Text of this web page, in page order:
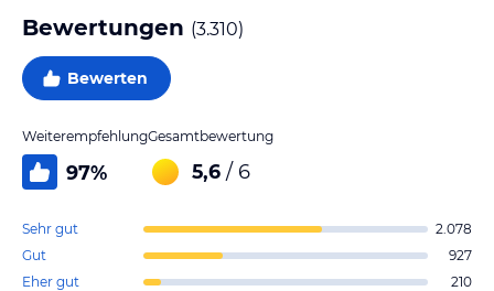
Bewertungen (3.310)
Bewerten
Weiterempfehlung
97%
Gesamtbewertung
5,6 / 6
Sehr gut
2.078
Gut
927
Eher gut
210